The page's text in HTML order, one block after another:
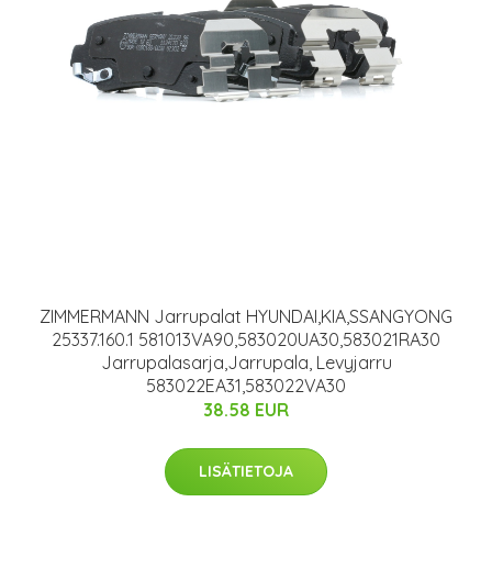
ZIMMERMANN Jarrupalat HYUNDAI,KIA,SSANGYONG
25337.160.1 581013VA90,583020UA30,583021RA30
Jarrupalasarja,Jarrupala, Levyjarru
583022EA31,583022VA30
38.58 EUR
LISÄTIETOJA